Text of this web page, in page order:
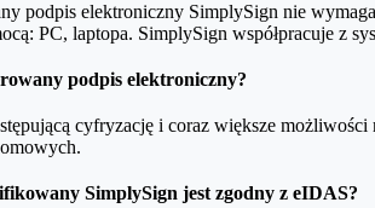
tożsamości powinno zostać
do wniosku o wydanie kwalifikowanego
podpis elektroniczny SimplySign nie wymaga
PC, laptopa. SimplySign współpracuje z
podpis elektroniczny?
cyfryzację i coraz większe
SimplySign jest zgodny z eIDAS?